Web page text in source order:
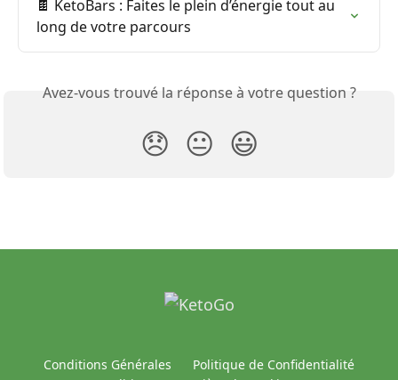
🍫 KetoBars : Faites le plein d’énergie tout au
long de votre parcours
Avez-vous trouvé la réponse à votre question ?
😞 😐 😃
Conditions Générales
Politique de Confidentialité